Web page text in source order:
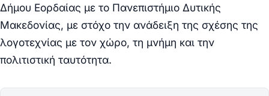
Δήμου Εορδαίας με το Πανεπιστήμιο Δυτικής
Μακεδονίας, με στόχο την ανάδειξη της σχέσης της
λογοτεχνίας με τον χώρο, τη μνήμη και την
πολιτιστική ταυτότητα.